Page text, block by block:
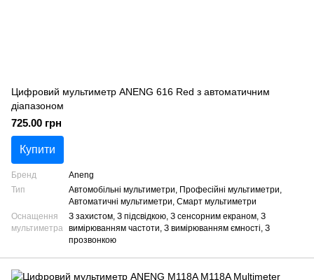
Цифровий мультиметр ANENG 616 Red з автоматичним
діапазоном
725.00 грн
Купити
Бренд
Aneng
Тип
Автомобільні мультиметри, Професійні мультиметри,
Автоматичні мультиметри, Смарт мультиметри
Оснащення
мультиметра
З захистом, З підсвідкою, З сенсорним екраном, З
вимірюванням частоти, З вимірюванням ємності, З
прозвонкою